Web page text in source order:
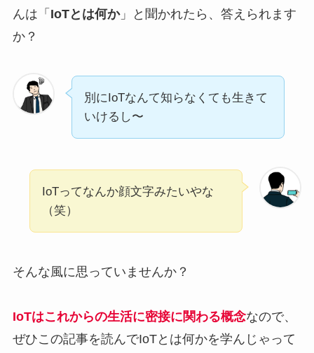
んは「 IoTとは何か」と聞かれたら、答えられます
か？
別にIoTなんて知らなくても生きて
いけるし〜
IoTってなんか顔文字みたいやな
（笑）
そんな風に思っていませんか？
IoTはこれからの生活に密接に関わる概念なので、
ぜひこの記事を読んでIoTとは何かを学んじゃって